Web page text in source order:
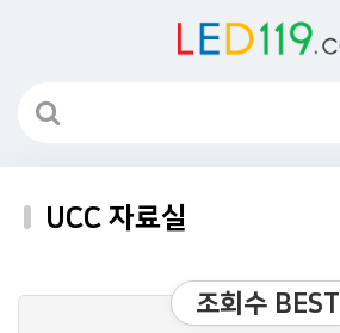
UCC 자료실
조회수 BEST